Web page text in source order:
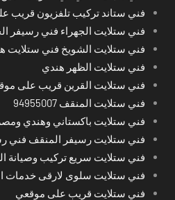
فني ستاند تركيب تلفزيون قريب
فني ستلايت الجهراء فني رسيفر
فني ستلايت الشويخ فني ستلايت
فني ستلايت الظهر هندي
فني ستلايت القرين قريب على
فني ستلايت المنقف 94955007
فني ستلايت باكستاني وهندي
فني ستلايت رسيفر المنقف فني
فني ستلايت سريع تركيب وصيانة
فني ستلايت سلوى لارقى خدمات
فني ستلايت قريب على موقعي